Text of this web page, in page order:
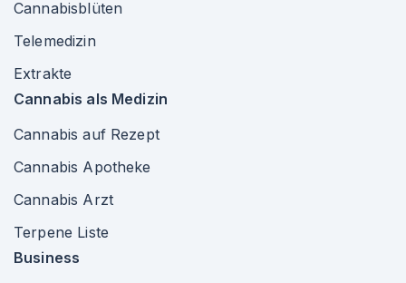
Cannabisblüten
Telemedizin
Extrakte
Cannabis als Medizin
Cannabis auf Rezept
Cannabis Apotheke
Cannabis Arzt
Terpene Liste
Business